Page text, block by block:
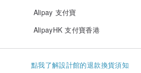
Alipay 支付寶
AlipayHK 支付寶香港
點我了解設計館的退款換貨須知